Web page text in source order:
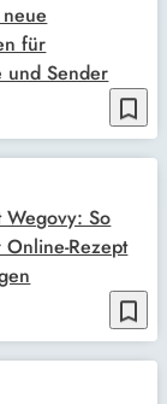
bookmark_border
für
und Sender
bookmark_border
So
Rezept